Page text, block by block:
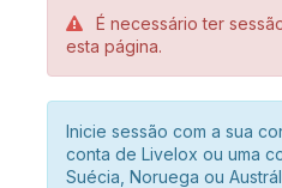
É necessário ter
esta página.
Inicie sessão com a sua
conta de Livelox ou uma
Suécia, Noruega ou